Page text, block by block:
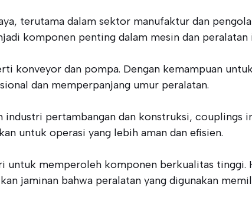
terutama dalam sektor manufaktur dan
komponen penting dalam mesin dan peralatan
konveyor dan pompa. Dengan kemampuan
dan memperpanjang umur peralatan.
industri pertambangan dan konstruksi, couplings
untuk operasi yang lebih aman dan efisien.
untuk memperoleh komponen berkualitas tinggi.
jaminan bahwa peralatan yang digunakan